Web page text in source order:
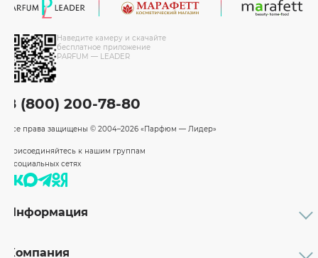
Наведите камеру и скачайте
бесплатное приложение
PARFUM — LEADER
8 (800) 200-78-80
Все права защищены © 2004–2026 «Парфюм — Лидер»
Присоединяйтесь к нашим группам
в социальных сетях
Информация
Бренды
Компания